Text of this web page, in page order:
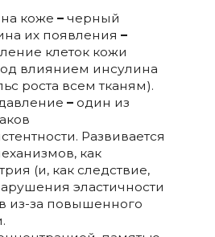
коже –черный
их появления –
клеток кожи
влиянием инсулина
роста всем тканям).
–один из
Развивается
как
(и, как следствие,
эластичности
из-за повышенного